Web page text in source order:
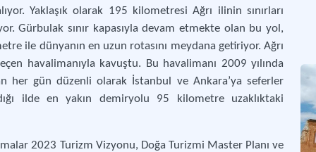
Yaklaşık olarak 195 kilometresi Ağrı ilinin sınırları
Gürbulak sınır kapasıyla devam etmekte olan bu yol,
ile dünyanın en uzun rotasını meydana getiriyor. Ağrı
havalimanıyla kavuştu. Bu havalimanı 2009 yılında
her gün düzenli olarak İstanbul ve Ankara’ya seferler
ilde en yakın demiryolu 95 kilometre uzaklıktaki
2023 Turizm Vizyonu, Doğa Turizmi Master Planı ve